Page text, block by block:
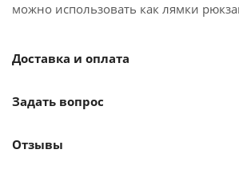
можно использовать как лямки
изоляция выполнена из
водоотталкивающий полиэстер.
Доставка и оплата
Задать вопрос
Отзывы